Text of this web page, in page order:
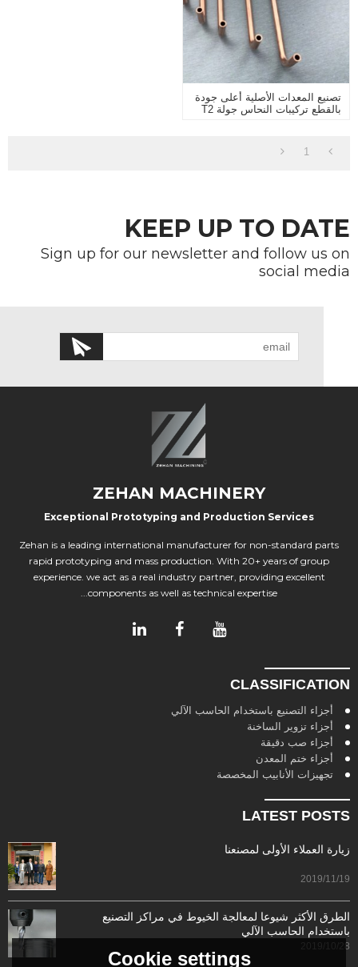
تصنيع المعدات الأصلية أعلى جودة
بالقطع تركيبات النحاس جولة T2
1
KEEP UP TO DATE
Sign up for our newsletter and follow us on
social media
ZEHAN MACHINERY
Exceptional Prototyping and Production Services
Zehan is a leading international manufacturer for non-standard parts
rapid prototyping and mass production. With 20+ years of group
experience. we act as a real industry partner, providing excellent
components as well as technical expertise...
CLASSIFICATION
أجزاء التصنيع باستخدام الحاسب الآلي
أجزاء تزوير الساخنة
أجزاء صب دقيقة
أجزاء ختم المعدن
تجهيزات الأنابيب المخصصة
LATEST POSTS
زيارة العملاء الأولى لمصنعنا
2019/11/19
الطرق الأكثر شيوعا لمعالجة الخيوط في مراكز التصنيع
باستخدام الحاسب الآلي
2019/10/28
Cookie settings